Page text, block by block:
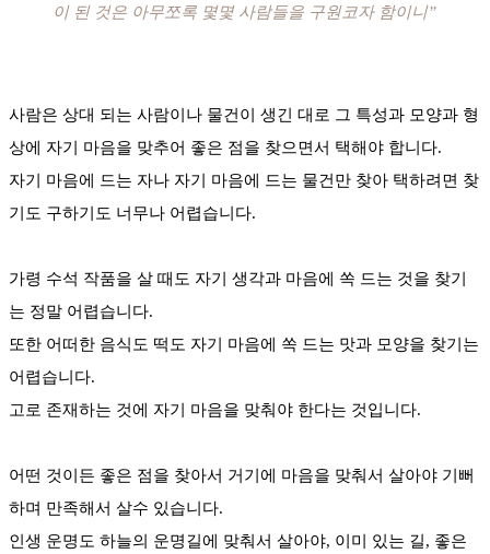
이 된 것은 아무쪼록 몇몇 사람들을 구원코자 함이니”
사람은 상대 되는 사람이나 물건이 생긴 대로 그 특성과 모양과 형
상에 자기 마음을 맞추어 좋은 점을 찾으면서 택해야 합니다.
자기 마음에 드는 자나 자기 마음에 드는 물건만 찾아 택하려면 찾
기도 구하기도 너무나 어렵습니다.
가령 수석 작품을 살 때도 자기 생각과 마음에 쏙 드는 것을 찾기
는 정말 어렵습니다.
또한 어떠한 음식도 떡도 자기 마음에 쏙 드는 맛과 모양을 찾기는
어렵습니다.
고로 존재하는 것에 자기 마음을 맞춰야 한다는 것입니다.
어떤 것이든 좋은 점을 찾아서 거기에 마음을 맞춰서 살아야 기뻐
하며 만족해서 살수 있습니다.
인생 운명도 하늘의 운명길에 맞춰서 살아야, 이미 있는 길, 좋은